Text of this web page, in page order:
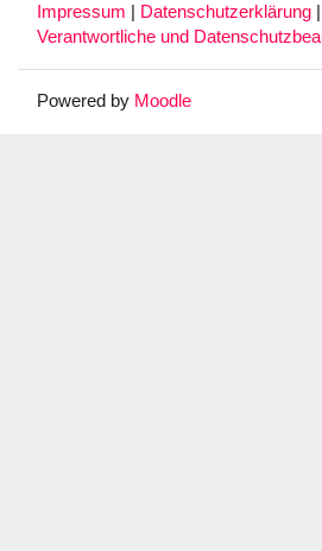
Impressum | Datenschutzerklärung |
Verantwortliche und
Powered by Moodle